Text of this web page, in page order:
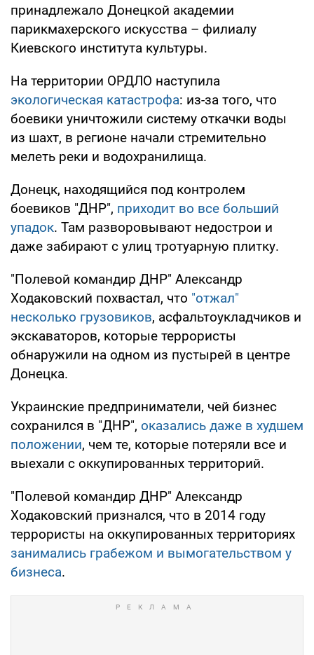
принадлежало Донецкой академии
парикмахерского искусства – филиалу
Киевского института культуры.
На территории ОРДЛО наступила
экологическая катастрофа: из-за того, что
боевики уничтожили систему откачки воды
из шахт, в регионе начали стремительно
мелеть реки и водохранилища.
Донецк, находящийся под контролем
боевиков "ДНР", приходит во все больший
упадок. Там разворовывают недострои и
даже забирают с улиц тротуарную плитку.
"Полевой командир ДНР" Александр
Ходаковский похвастал, что "отжал"
несколько грузовиков, асфальтоукладчиков и
экскаваторов, которые террористы
обнаружили на одном из пустырей в центре
Донецка.
Украинские предприниматели, чей бизнес
сохранился в "ДНР", оказались даже в худшем
положении, чем те, которые потеряли все и
выехали с оккупированных территорий.
"Полевой командир ДНР" Александр
Ходаковский признался, что в 2014 году
террористы на оккупированных территориях
занимались грабежом и вымогательством у
бизнеса.